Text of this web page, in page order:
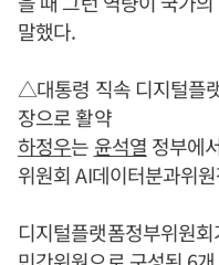
말했다.
△대통령 직속 디지털플
장으로 활약
하정우는 윤석열 정부에
위원회 AI데이터분과위
디지털플랫폼정부위원